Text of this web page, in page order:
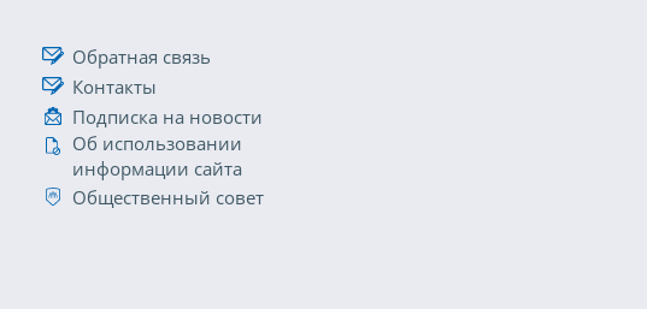
Обратная связь
Контакты
Подписка на новости
Об использовании
информации сайта
Общественный совет